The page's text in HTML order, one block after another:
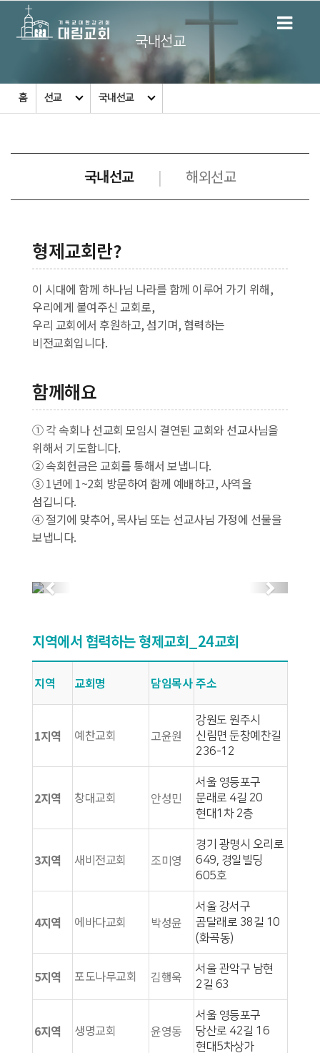
국내선교
홈 선교 국내선교
국내선교 | 해외선교
형제교회란?
이 시대에 함께 하나님 나라를 함께 이루어 가기 위해,
우리에게 붙여주신 교회로,
우리 교회에서 후원하고, 섬기며, 협력하는
비전교회입니다.
함께해요
① 각 속회나 선교회 모임시 결연된 교회와 선교사님을
위해서 기도합니다.
② 속회헌금은 교회를 통해서 보냅니다.
③ 1년에 1~2회 방문하여 함께 예배하고, 사역을
섬깁니다.
④ 절기에 맞추어, 목사님 또는 선교사님 가정에 선물을
보냅니다.
Previous Next
지역에서 협력하는 형제교회_24교회
지역 교회명 담임목사 주소
1지역 예찬교회 고윤원
강원도 원주시
신림면 둔창예찬길
236-12
2지역 창대교회 안성민
서울 영등포구
문래로 4길 20
현대1차 2층
3지역 새비전교회 조미영
경기 광명시 오리로
649, 경일빌딩
605호
4지역 에바다교회 박성윤
서울 강서구
곰달래로 38길 10
(화곡동)
5지역 포도나무교회 김행욱
서울 관악구 남현
2길 63
6지역 생명교회 윤영동
서울 영등포구
당산로 42길 16
현대5차상가